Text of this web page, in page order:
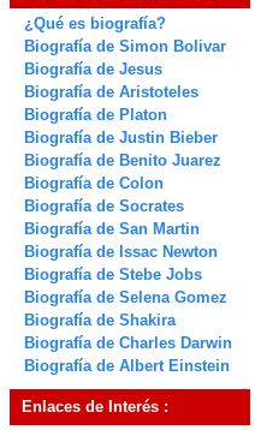
¿Qué es biografía?
Biografía de Simon Bolivar
Biografía de Jesus
Biografía de Aristoteles
Biografía de Platon
Biografía de Justin Bieber
Biografía de Benito Juarez
Biografía de Colon
Biografía de Socrates
Biografía de San Martin
Biografía de Issac Newton
Biografía de Stebe Jobs
Biografía de Selena Gomez
Biografía de Shakira
Biografía de Charles Darwin
Biografía de Albert Einstein
Enlaces de Interés :